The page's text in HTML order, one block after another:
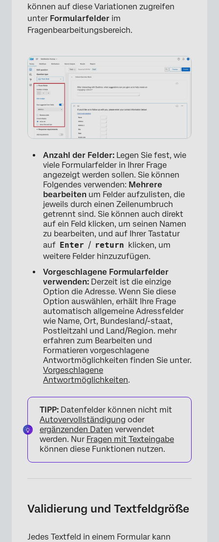
×
können auf diese Variationen zugreifen
unter Formularfelder im
Fragenbearbeitungsbereich.
×
Anzahl der Felder: Legen Sie fest, wie
viele Formularfelder in Ihrer Frage
angezeigt werden sollen. Sie können
Folgendes verwenden: Mehrere
bearbeiten um Felder aufzulisten, die
jeweils durch einen Zeilenumbruch
getrennt sind. Sie können auch direkt
auf ein Feld klicken, um seinen Namen
zu bearbeiten, und auf Ihrer Tastatur
auf Enter / return klicken, um
weitere Felder hinzuzufügen.
Vorgeschlagene Formularfelder
verwenden: Derzeit ist die einzige
Option die Adresse. Wenn Sie diese
Option auswählen, erhält Ihre Frage
automatisch allgemeine Adressfelder
wie Name, Ort, Bundesland/-staat,
Postleitzahl und Land/Region. mehr
erfahren zum Bearbeiten und
Formatieren vorgeschlagene
Antwortmöglichkeiten finden Sie unter.
Vorgeschlagene
Antwortmöglichkeiten.
TIPP: Datenfelder können nicht mit
Autovervollständigung oder
ergänzenden Daten verwendet
werden. Nur Fragen mit Texteingabe
können diese Funktionen nutzen.
Validierung und Textfeldgröße
Jedes Textfeld in einem Formular kann